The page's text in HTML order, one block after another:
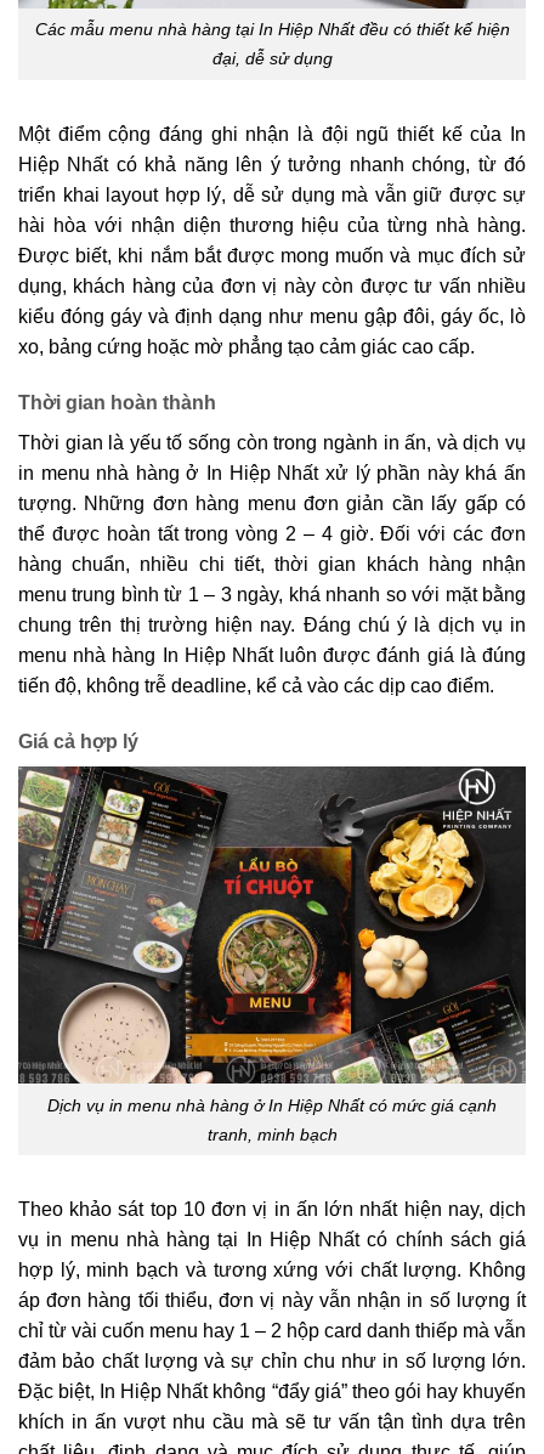
Các mẫu menu nhà hàng tại In Hiệp Nhất đều có thiết kế hiện
đại, dễ sử dụng
Một điểm cộng đáng ghi nhận là đội ngũ thiết kế của In
Hiệp Nhất có khả năng lên ý tưởng nhanh chóng, từ đó
triển khai layout hợp lý, dễ sử dụng mà vẫn giữ được sự
hài hòa với nhận diện thương hiệu của từng nhà hàng.
Được biết, khi nắm bắt được mong muốn và mục đích sử
dụng, khách hàng của đơn vị này còn được tư vấn nhiều
kiểu đóng gáy và định dạng như menu gập đôi, gáy ốc, lò
xo, bảng cứng hoặc mờ phẳng tạo cảm giác cao cấp.
Thời gian hoàn thành
Thời gian là yếu tố sống còn trong ngành in ấn, và dịch vụ
in menu nhà hàng ở In Hiệp Nhất xử lý phần này khá ấn
tượng. Những đơn hàng menu đơn giản cần lấy gấp có
thể được hoàn tất trong vòng 2 – 4 giờ. Đối với các đơn
hàng chuẩn, nhiều chi tiết, thời gian khách hàng nhận
menu trung bình từ 1 – 3 ngày, khá nhanh so với mặt bằng
chung trên thị trường hiện nay. Đáng chú ý là dịch vụ in
menu nhà hàng In Hiệp Nhất luôn được đánh giá là đúng
tiến độ, không trễ deadline, kể cả vào các dịp cao điểm.
Giá cả hợp lý
Dịch vụ in menu nhà hàng ở In Hiệp Nhất có mức giá cạnh
tranh, minh bạch
Theo khảo sát top 10 đơn vị in ấn lớn nhất hiện nay, dịch
vụ in menu nhà hàng tại In Hiệp Nhất có chính sách giá
hợp lý, minh bạch và tương xứng với chất lượng. Không
áp đơn hàng tối thiểu, đơn vị này vẫn nhận in số lượng ít
chỉ từ vài cuốn menu hay 1 – 2 hộp card danh thiếp mà vẫn
đảm bảo chất lượng và sự chỉn chu như in số lượng lớn.
Đặc biệt, In Hiệp Nhất không “đẩy giá” theo gói hay khuyến
khích in ấn vượt nhu cầu mà sẽ tư vấn tận tình dựa trên